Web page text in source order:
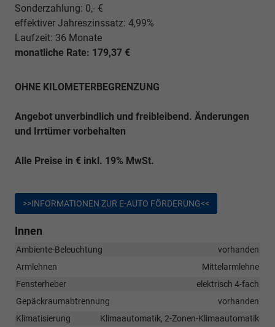
Sonderzahlung: 0,- €
effektiver Jahreszinssatz: 4,99%
Laufzeit: 36 Monate
monatliche Rate: 179,37 €
OHNE KILOMETERBEGRENZUNG
Angebot unverbindlich und freibleibend. Änderungen
und Irrtümer vorbehalten
Alle Preise in € inkl. 19% MwSt.
>>INFORMATIONEN ZUR E-AUTO FÖRDERUNG<<
Innen
Ambiente-Beleuchtung
vorhanden
Armlehnen
Mittelarmlehne
Fensterheber
elektrisch 4-fach
Gepäckraumabtrennung
vorhanden
Klimatisierung
Klimaautomatik, 2-Zonen-Klimaautomatik